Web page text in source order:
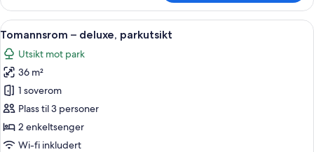
Bedroom
Suite
Åpne
alle
bildene
av
Tomannsrom
–
deluxe,
parkutsikt
Sengetøy i egyptisk bomull,
4
Tomannsrom – deluxe, parkutsikt
Utsikt mot park
36 m²
1 soverom
Plass til 3 personer
2 enkeltsenger
Wi-fi inkludert